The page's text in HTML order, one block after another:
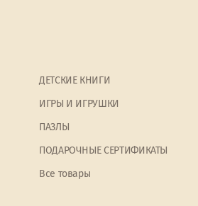
ДЕТСКИЕ КНИГИ
ИГРЫ И ИГРУШКИ
ПАЗЛЫ
ПОДАРОЧНЫЕ СЕРТИФИКАТЫ
Все товары